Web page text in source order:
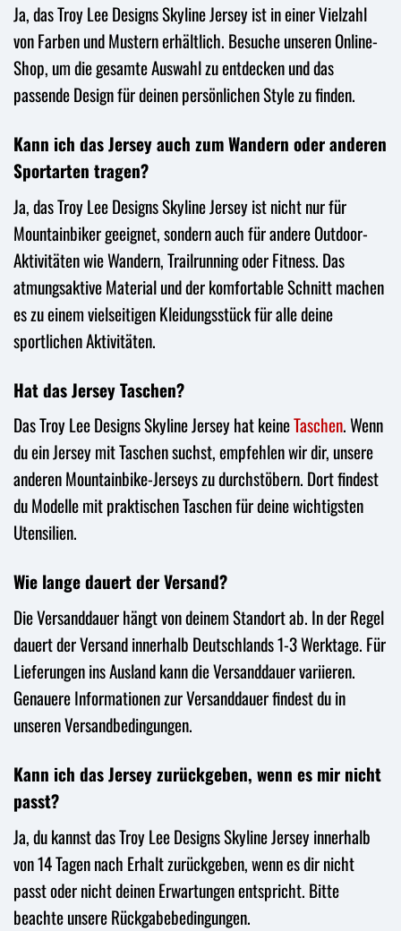
Ja, das Troy Lee Designs Skyline Jersey ist in einer Vielzahl
von Farben und Mustern erhältlich. Besuche unseren Online-
Shop, um die gesamte Auswahl zu entdecken und das
passende Design für deinen persönlichen Style zu finden.
Kann ich das Jersey auch zum Wandern oder anderen
Sportarten tragen?
Ja, das Troy Lee Designs Skyline Jersey ist nicht nur für
Mountainbiker geeignet, sondern auch für andere Outdoor-
Aktivitäten wie Wandern, Trailrunning oder Fitness. Das
atmungsaktive Material und der komfortable Schnitt machen
es zu einem vielseitigen Kleidungsstück für alle deine
sportlichen Aktivitäten.
Hat das Jersey Taschen?
Das Troy Lee Designs Skyline Jersey hat keineTaschen. Wenn
du ein Jersey mit Taschen suchst, empfehlen wir dir, unsere
anderen Mountainbike-Jerseys zu durchstöbern. Dort findest
du Modelle mit praktischen Taschen für deine wichtigsten
Utensilien.
Wie lange dauert der Versand?
Die Versanddauer hängt von deinem Standort ab. In der Regel
dauert der Versand innerhalb Deutschlands 1-3 Werktage. Für
Lieferungen ins Ausland kann die Versanddauer variieren.
Genauere Informationen zur Versanddauer findest du in
unseren Versandbedingungen.
Kann ich das Jersey zurückgeben, wenn es mir nicht
passt?
Ja, du kannst das Troy Lee Designs Skyline Jersey innerhalb
von 14 Tagen nach Erhalt zurückgeben, wenn es dir nicht
passt oder nicht deinen Erwartungen entspricht. Bitte
beachte unsere Rückgabebedingungen.